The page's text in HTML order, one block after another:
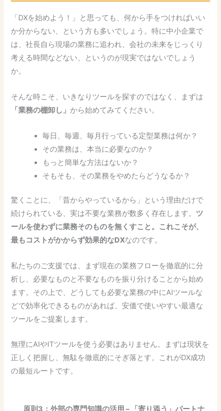
「DXを始めよう！」と思っても、何から手をつければいい
か分からない、という方も多いでしょう。特に中小企業で
は、社長自ら現場の業務に追われ、会社の未来をじっくり
考える時間などない、というのが現実ではないでしょう
か。
そんな時こそ、いきなりツールを探すのではなく、まずは
「業務の棚卸し」 から始めてみてください。
毎日、毎週、毎月行っている定型業務は何か？
その業務は、本当に必要なのか？
もっと簡単な方法はないか？
そもそも、その業務をやめたらどうなるか？
驚くことに、「昔からやっているから」という理由だけで
続けられている、実は不要な業務が数多く存在します。 ツ
ールを使わずに業務そのものを無くすこと。これこそが、
最もコストがかからず効果的なDXなのです。
私たちのご支援では、まず現在の業務フローを徹底的に分
析し、必要なものと不要なものを振り分けることから始め
ます。その上で、どうしても必要な業務の中にAIツールな
どで効率化できるものがあれば、安価で使いやすい最適な
ツールをご提案します。
無理にAIやITツールを使う必要はありません。まずは現状を
正しく把握し、無駄を徹底的にそぎ落とす。これがDX成功
の最短ルートです。